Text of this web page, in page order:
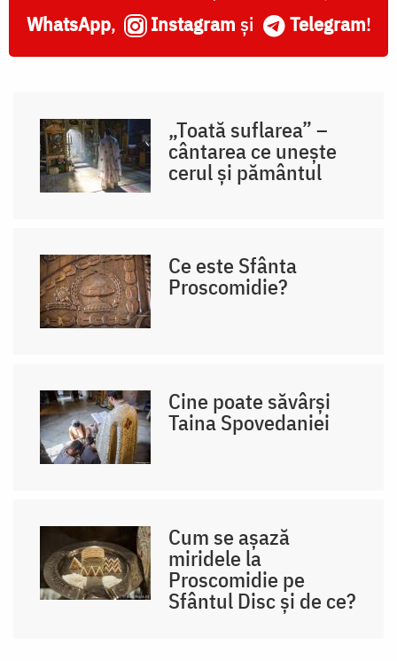
WhatsApp, Instagram și Telegram!
„Toată suflarea” –
cântarea ce unește
cerul și pământul
Ce este Sfânta
Proscomidie?
Cine poate săvârși
Taina Spovedaniei
Cum se așază
miridele la
Proscomidie pe
Sfântul Disc și de ce?